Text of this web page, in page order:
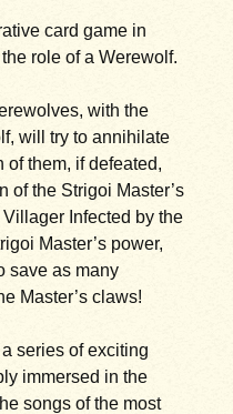
card game in
role of a Werewolf.
with the
will try to annihilate
them, if defeated,
of the Strigoi Master’s
Infected by the
Master’s power,
save as many
Master’s claws!
series of exciting
immersed in the
songs of the most